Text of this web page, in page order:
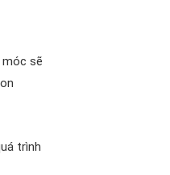
móc sẽ
trình